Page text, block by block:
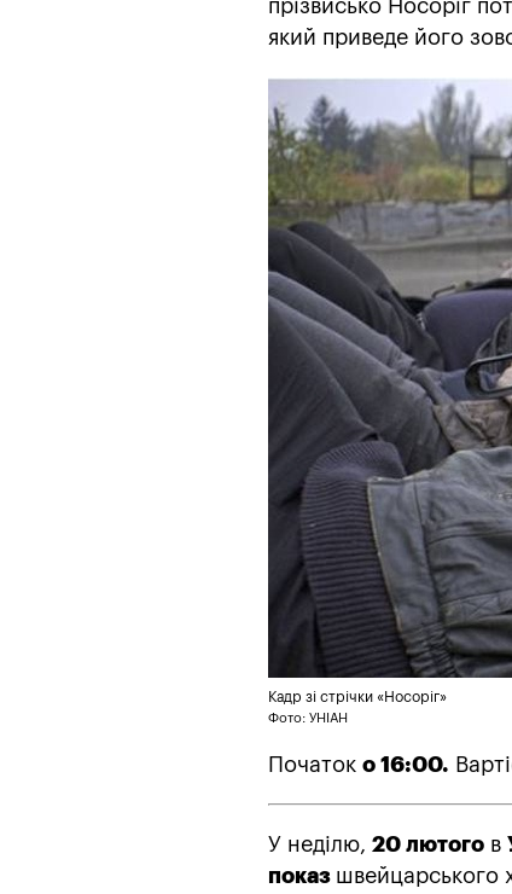
прізвисько Носоріг
який приведе його
Кадр зі стрічки «Носоріг»
Фото: УНІАН
Початок о 16:00.
У неділю, 20 лютого в
показ швейцарського